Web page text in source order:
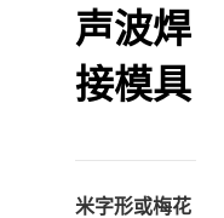
声波焊
接模具
米字形或梅花